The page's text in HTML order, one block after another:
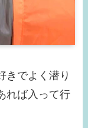
きでよく潜り
れば入って行